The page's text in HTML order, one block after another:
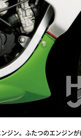
ジン。ふたつのエンジン